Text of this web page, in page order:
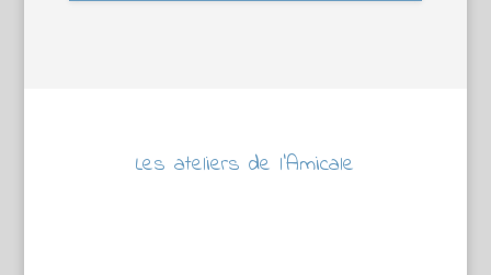
Les ateliers de l’Amicale